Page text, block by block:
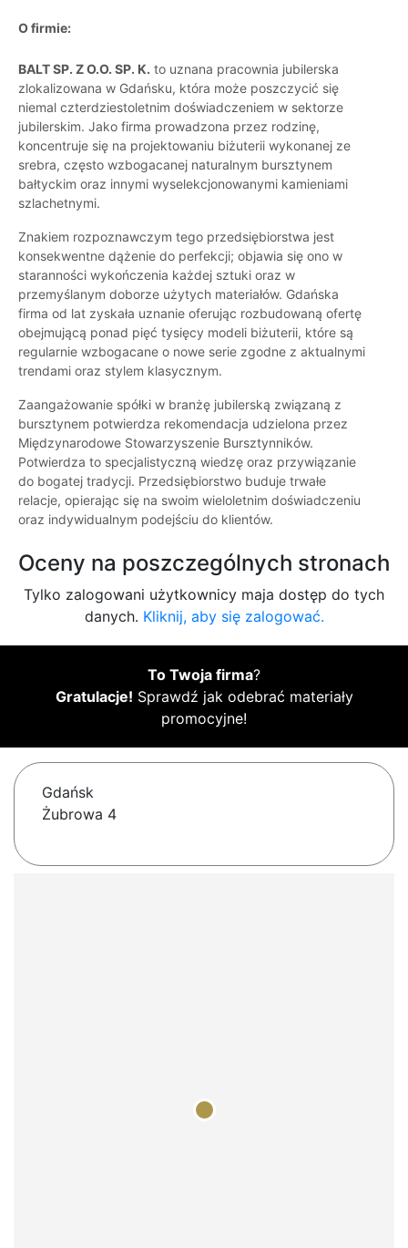
O firmie:
BALT SP. Z O.O. SP. K. to uznana pracownia jubilerska
zlokalizowana w Gdańsku, która może poszczycić się
niemal czterdziestoletnim doświadczeniem w sektorze
jubilerskim. Jako firma prowadzona przez rodzinę,
koncentruje się na projektowaniu biżuterii wykonanej ze
srebra, często wzbogacanej naturalnym bursztynem
bałtyckim oraz innymi wyselekcjonowanymi kamieniami
szlachetnymi.
Znakiem rozpoznawczym tego przedsiębiorstwa jest
konsekwentne dążenie do perfekcji; objawia się ono w
staranności wykończenia każdej sztuki oraz w
przemyślanym doborze użytych materiałów. Gdańska
firma od lat zyskała uznanie oferując rozbudowaną ofertę
obejmującą ponad pięć tysięcy modeli biżuterii, które są
regularnie wzbogacane o nowe serie zgodne z aktualnymi
trendami oraz stylem klasycznym.
Zaangażowanie spółki w branżę jubilerską związaną z
bursztynem potwierdza rekomendacja udzielona przez
Międzynarodowe Stowarzyszenie Bursztynników.
Potwierdza to specjalistyczną wiedzę oraz przywiązanie
do bogatej tradycji. Przedsiębiorstwo buduje trwałe
relacje, opierając się na swoim wieloletnim doświadczeniu
oraz indywidualnym podejściu do klientów.
Oceny na poszczególnych stronach
Tylko zalogowani użytkownicy maja dostęp do tych
danych. Kliknij, aby się zalogować.
To Twoja firma?
Gratulacje! Sprawdź jak odebrać materiały
promocyjne!
Gdańsk
Żubrowa 4